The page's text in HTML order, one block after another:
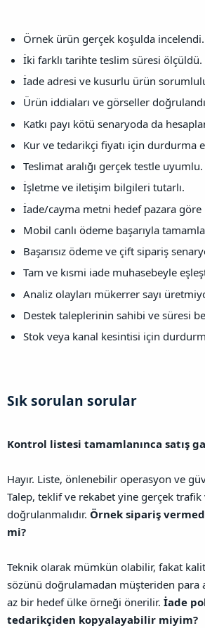
Örnek ürün gerçek koşulda incelendi.
İki farklı tarihte teslim süresi ölçüldü.
İade adresi ve kusurlu ürün
Ürün iddiaları ve görseller
Katkı payı kötü senaryoda da
Kur ve tedarikçi fiyatı için durdurma
Teslimat aralığı gerçek testle uyumlu.
İşletme ve iletişim bilgileri tutarlı.
İade/cayma metni hedef pazara
Mobil canlı ödeme başarıyla
Başarısız ödeme ve çift sipariş
Tam ve kısmi iade muhasebeyle
Analiz olayları mükerrer sayı
Destek taleplerinin sahibi ve süresi
Stok veya kanal kesintisi için
Sık sorulan sorular​
Kontrol listesi tamamlanınca satış
Hayır. Liste, önlenebilir operasyon ve
Talep, teklif ve rekabet yine gerçek
doğrulanmalıdır. Örnek sipariş
mi?
Teknik olarak mümkün olabilir, fakat
sözünü doğrulamadan müşteriden para
az bir hedef ülke örneği önerilir. İade
tedarikçiden kopyalayabilir miyim?